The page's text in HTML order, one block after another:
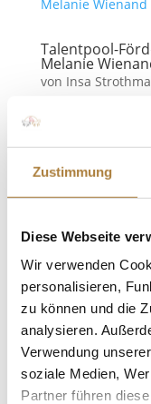
Zustimmung
Diese Webseite
Wir verwenden
personalisieren,
zu können und die
analysieren.
Verwendung
soziale Medien,
Partner führen
Talentpool-
Melanie
von Insa
Geschichten im
Erfolge
Wienand ist eine
für...
Deutsches
von Insa
Sport